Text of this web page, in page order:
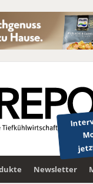
Newsletter